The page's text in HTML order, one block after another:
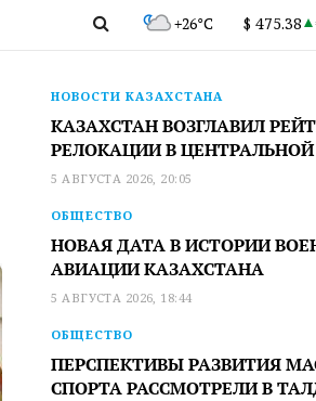
+26°C $ 475.38
НОВОСТИ КАЗАХСТАНА
КАЗАХСТАН ВОЗГЛАВИЛ
РЕЛОКАЦИИ В
5 АВГУСТА 2026, 20:05
ОБЩЕСТВО
НОВАЯ ДАТА В ИСТОРИИ
АВИАЦИИ КАЗАХСТАНА
5 АВГУСТА 2026, 18:44
ОБЩЕСТВО
ПЕРСПЕКТИВЫ РАЗВИТИЯ
СПОРТА РАССМОТРЕЛИ В